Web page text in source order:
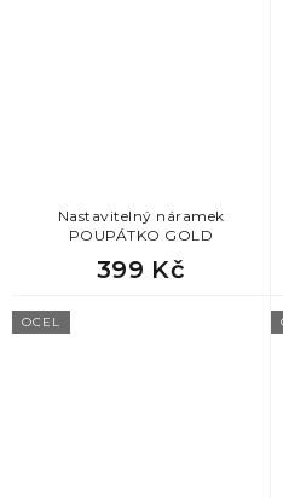
Nastavitelný náramek
POUPÁTKO GOLD
399 Kč
OCEL